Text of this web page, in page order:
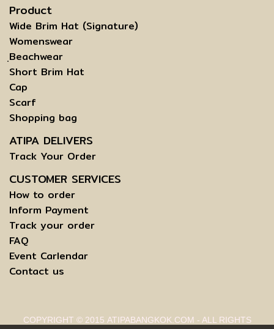
Product
Wide Brim Hat (Signature)
Womenswear
ฺBeachwear
Short Brim Hat
Cap
Scarf
Shopping bag
ATIPA DELIVERS
Track Your Order
CUSTOMER SERVICES
How to order
Inform Payment
Track your order
FAQ
Event Carlendar
Contact us
COPYRIGHT © 2015 ATIPABANGKOK.COM - ALL RIGHTS